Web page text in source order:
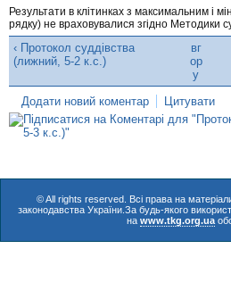
Результати в клітинках з максимальним і
рядку) не враховувалися згідно Методики
‹ Протокол суддівства
(лижний, 5-2 к.с.)
вг
ор
у
Додати новий коментар
Цитувати
© All rights reserved. Всі права на
законодавства України.За будь-якого
на www.tkg.org.ua